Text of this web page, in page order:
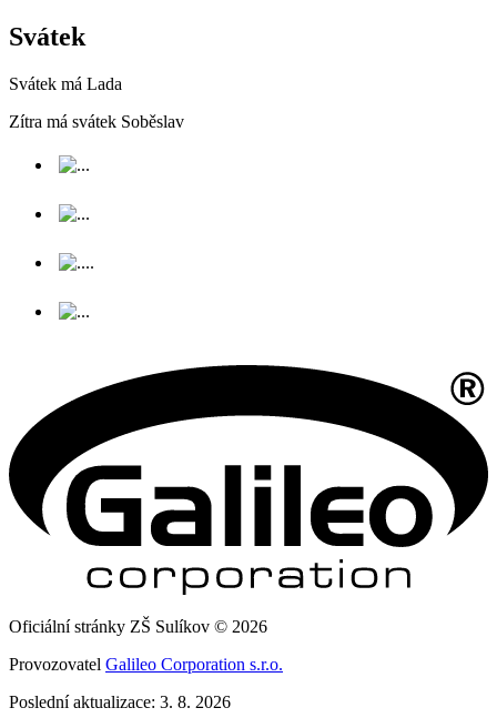
Svátek
Svátek má Lada
Zítra má svátek Soběslav
Oficiální stránky ZŠ Sulíkov © 2026
Provozovatel Galileo Corporation s.r.o.
Poslední aktualizace: 3. 8. 2026